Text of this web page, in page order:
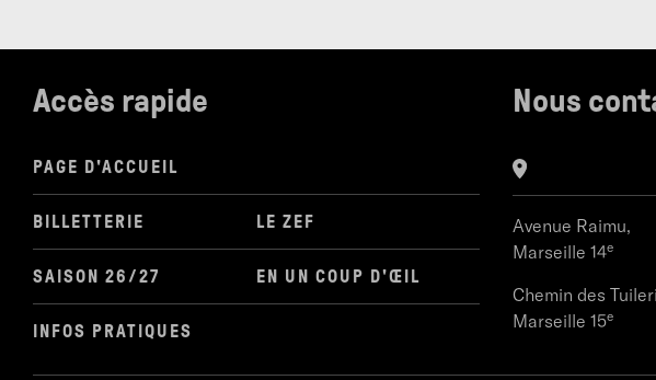
Accès rapide
PAGE D'ACCUEIL
BILLETTERIE LE ZEF
SAISON 26/27 EN UN COUP D'ŒIL
INFOS PRATIQUES
Nous
Avenue Raimu,
Marseille 14e
Chemin des
Marseille 15e